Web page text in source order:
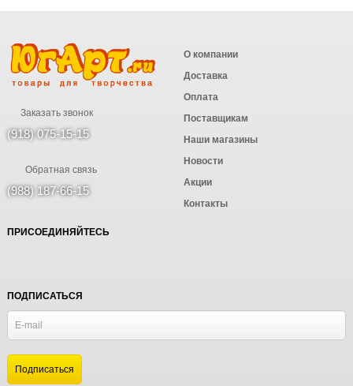
Заказать звонок
(918) 075-15-15
Обратная связь
(988) 187-66-15
О компании
Доставка
Оплата
Поставщикам
Наши магазины
Новости
Акции
Контакты
ПРИСОЕДИНЯЙТЕСЬ
ПОДПИСАТЬСЯ